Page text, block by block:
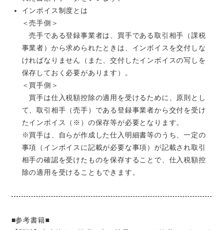
インボイス制度とは
＜売手側＞
売手である登録事業者は、買手である取引相手（課税
事業者）から求められたときは、インボイスを交付しな
ければなりません（また、交付したインボイスの写しを
保存しておく必要があります）。
＜買手側＞
買手は仕入税額控除の適用を受けるために、原則とし
て、取引相手（売手）である登録事業者から交付を受け
たインボイス（※）の保存等が必要となります。
※買手は、自らが作成した仕入明細書等のうち、一定の
事項（インボイスに記載が必要な事項）が記載され取引
相手の確認を受けたものを保存することで、仕入税額控
除の適用を受けることもできます。
■参考書籍■